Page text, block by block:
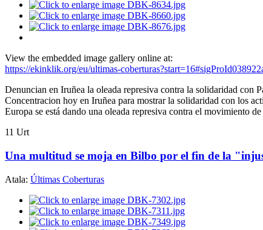
View the embedded image gallery online at:
https://ekinklik.org/eu/ultimas-
Denuncian en Iruñea la oleada represiva contra la solidaridad con
Concentracion hoy en Iruñea para mostrar la solidaridad con los
Europa se está dando una oleada represiva contra el movimiento
11 Urt
Una multitud se moja en Bilbo por el fin de la
Atala: Últimas Coberturas